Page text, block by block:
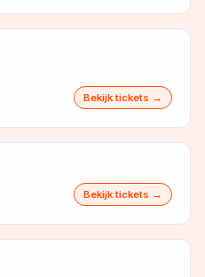
Bekijk tickets →
Bekijk tickets →